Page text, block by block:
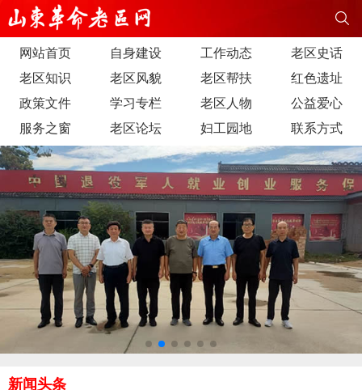
网站首页 自身建设 工作动态
老区史话
老区知识
老区风貌 老区帮扶
红色遗址
政策文件
学习专栏 老区人物
公益爱心
服务之窗
老区论坛 妇工园地 联系方式
新闻头条